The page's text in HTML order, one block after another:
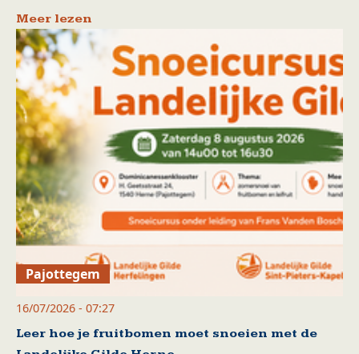
Meer lezen
Pajottegem
16/07/2026 - 07:27
Leer hoe je fruitbomen moet snoeien met de